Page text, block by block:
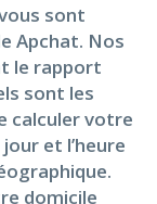
sont
Apchat. Nos
le rapport
sont les
calculer votre
et l’heure
domicile